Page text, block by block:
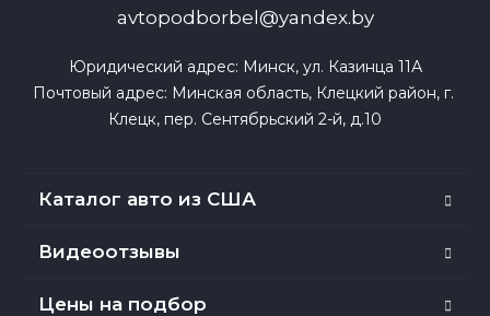
avtopodborbel@yandex.by
Юридический адрес: Минск, ул. Казинца 11А
Почтовый адрес: Минская область, Клецкий район, г.
Клецк, пер. Сентябрьский 2-й, д.10
Каталог авто из США
Видеоотзывы
Цены на подбор